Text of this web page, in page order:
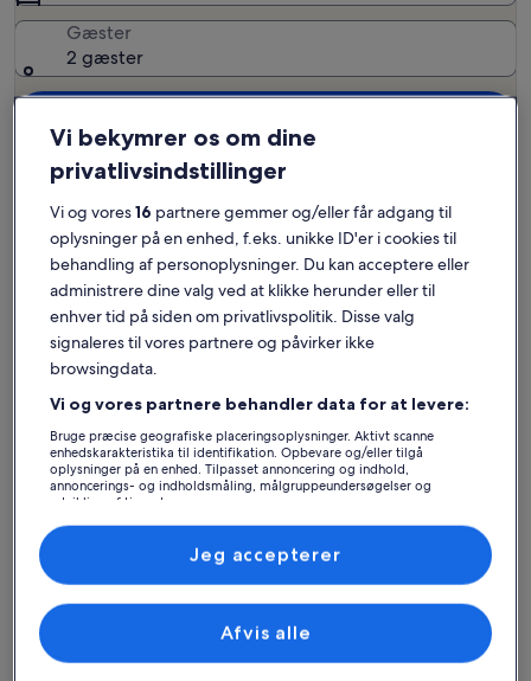
Gæster
2 gæster
Varberg Ferieboliger nær Apelviken Strand
Hvis du vil bo i nærheden af Apelviken Strand, kan du tage et kig på
vores private ferieboliger for at finde det perfekte sted til dit
ophold. Uanset om du overnatter på et overnatningssted med
behov, som f.eks. Wi-Fi og aircondition. Uanset hvad du er på udkig
efter, kan du helt sikkert finde et overnatningssted, der har alt, du
behøver, og som både er handicapvenligt og røgfrit.
Find overnatningssteder, der passer til dig
Søg efter huse Søg efter lejligheder Søg efter
Vi bekymrer os om dine
privatlivsindstillinger
Vi og vores16 partnere gemmer og/eller får adgang til
oplysninger på en enhed, f.eks. unikke ID'er i cookies til
behandling af personoplysninger. Du kan acceptere eller
administrere dine valg ved at klikke herunder eller til
enhver tid på siden om privatlivspolitik. Disse valg
signaleres til vores partnere og påvirker ikke
browsingdata.
Vi og vores partnere behandler data for at levere:
Bruge præcise geografiske placeringsoplysninger. Aktivt scanne
enhedskarakteristika til identifikation. Opbevare og/eller tilgå
oplysninger på en enhed. Tilpasset annoncering og indhold,
annoncerings- og indholdsmåling, målgruppeundersøgelser og
udvikling af tjenester.
Liste over partnere (leverandører)
Afvis alle
Jeg accepterer